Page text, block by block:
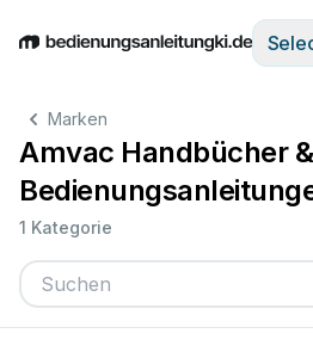
EnglishDeutschEspañolItaliano
Marken
Amvac Handbücher &
1 Kategorie